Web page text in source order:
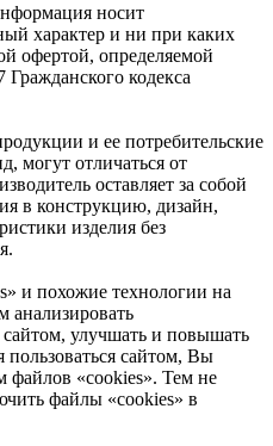
носит
характер и ни при каких
офертой, определяемой
кодекса
и ее потребительские
могут отличаться от
оставляет за собой
в конструкцию, дизайн,
изделия без
и похожие технологии на
анализировать
сайтом, улучшать и повышать
сайтом, Вы
файлов «cookies». Тем не
файлы «cookies» в